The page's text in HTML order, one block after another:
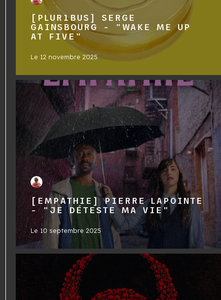
[PLUR1BUS] SERGE
GAINSBOURG - "WAKE ME UP
AT FIVE"
Le 12 novembre 2025
[EMPATHIE] PIERRE LAPOINTE
- "JE DÉTESTE MA VIE"
Le 10 septembre 2025